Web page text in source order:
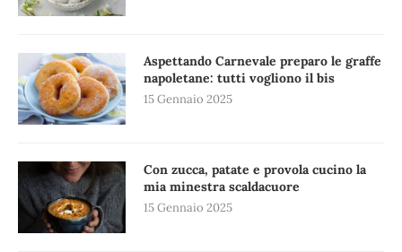
Aspettando Carnevale preparo le graffe
napoletane: tutti vogliono il bis
15 Gennaio 2025
Con zucca, patate e provola cucino la
mia minestra scaldacuore
15 Gennaio 2025